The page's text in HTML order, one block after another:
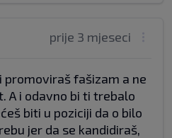
prije 3 mjeseci
promoviraš fašizam a ne
A i odavno bi ti trebalo
biti u poziciji da o bilo
jer da se kandidiraš,